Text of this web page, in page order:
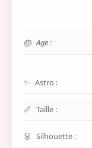
Age :
Astro :
Taille :
Silhouette :